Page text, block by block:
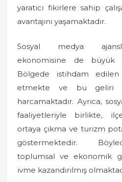
yaratıcı fikirlere sahip
avantajını yaşamaktadır.
Sosyal medya
ekonomisine de büyük
Bölgede istihdam
etmekte ve bu geliri
harcamaktadır. Ayrıca,
faaliyetleriyle birlikte,
ortaya çıkma ve turizm
göstermektedir.
toplumsal ve ekonomik
ivme kazandırılmış